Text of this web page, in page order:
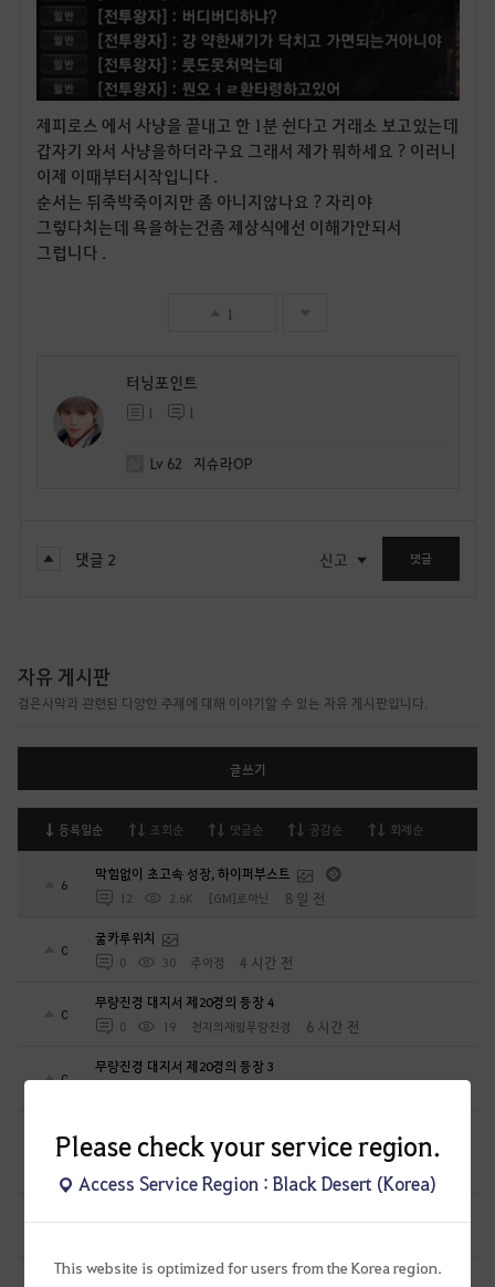
Please check your service region.
Access Service Region : Black Desert (Korea)
This website is optimized for users from the Korea region.
제피로스 에서 사냥을 끝내고 한 1분 쉰다고 거래소 보고있는데
갑자기 와서 사냥을하더라구요 그래서 제가 뭐하세요 ? 이러니
이제 이때부터시작입니다 .
순서는 뒤죽박죽이지만 좀 아니지않나요 ? 자리야
그렇다치는데 욕을하는건좀 제상식에선 이해가안되서
그럽니다 .
1
터닝포인트
1 1
Lv 62 지슈라OP
댓글 2 신고 댓글
자유 게시판
검은사막과 관련된 다양한 주제에 대해 이야기할 수 있는 자유 게시판입니다.
글쓰기
등록일순 조회순 댓글순 공감순 화제순
6
막힘없이 초고속 성장, 하이퍼부스트
12 2.6K [GM]로아닌 8 일 전
0
굶카루위치
0 30 주아정 4 시간 전
0
무량진경 대지서 제20경의 등장 4
0 19 천지의재림무량진경 6 시간 전
0
무량진경 대지서 제20경의 등장 3
0
절세미녀초선-KR 6 시간 전
0
[하이퍼부스트] 61레벨 동검별 보상이 없네요?